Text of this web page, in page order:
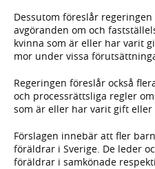
Dessutom föreslår
avgöran­den om och
kvinna som är eller har varit
mor under vissa
Regeringen föreslår också
och process­rättsliga regler
som är eller har varit gift
Förslagen innebär att fler
föräldrar i Sverige. De leder
föräldrar i sam­könade